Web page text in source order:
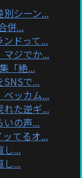
別シーン...
併...
ドって...
ジでか...
「絶...
SNSで...
ベッカム...
れた逆ギ...
の声...
てるオ...
し...
し...